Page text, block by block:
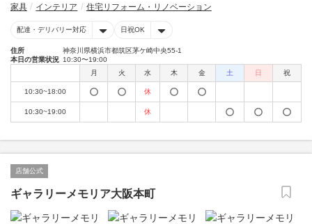
家具 インテリア 住宅リフォーム・リノベーション
配達・デリバリー対応 日祝OK
住所
神奈川県横浜市都筑区茅ケ崎中央55-1
本日の営業状況 10:30〜19:00
月
火 水 木 金 土 日 祝
10:30~18:00 休
10:30~19:00 休
店舗公式
ギャラリーメモリア大阪本町